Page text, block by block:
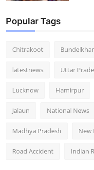
Popular Tags
Chitrakoot
latestnews Uttar
Lucknow Hamirpur
Jalaun National News
Madhya Pradesh New
Road Accident Indian